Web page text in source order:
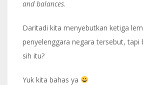
and balances.
Daritadi kita menyebutkan ketiga
penyelenggara negara tersebut, tapi
sih itu?
Yuk kita bahas ya